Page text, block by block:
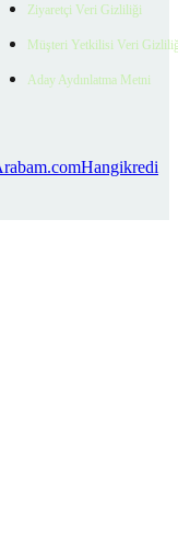
Ziyaretçi Veri Gizliliği
Müşteri Yetkilisi Veri
Aday Aydınlatma Metni
Hangikredi